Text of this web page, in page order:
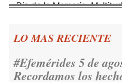
Día de la Memoria:
Rosada para reivindicar
LO MAS RECIENTE
#Efemérides 5 de
Recordamos los